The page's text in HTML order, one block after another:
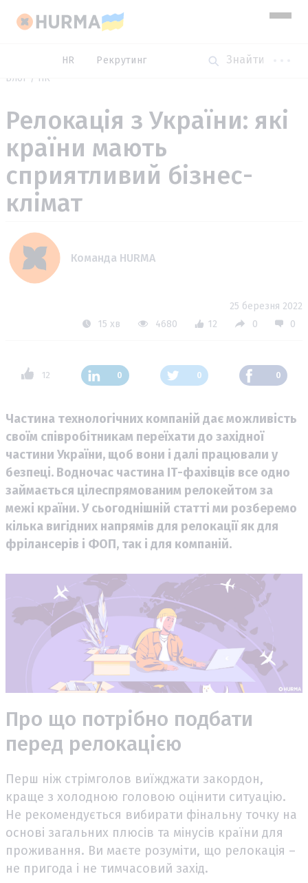
HR
Рекрутинг
Блог
HR
Релокація з України: які
країни мають
сприятливий бізнес-
клімат
Команда HURMA
25 березня 2022
15 хв
4680 12 0 0
12 0 0 0
Частина технологічних компаній дає можливість
своїм співробітникам переїхати до західної
частини України, щоб вони і далі працювали у
безпеці. Водночас частина ІТ-фахівців все одно
займається цілеспрямованим релокейтом за
межі країни. У сьогоднішній статті ми розберемо
кілька вигідних напрямів для релокації як для
фрілансерів і ФОП, так і для компаній.
Про що потрібно подбати
перед релокацією
Перш ніж стрімголов виїжджати закордон,
краще з холодною головою оцінити ситуацію.
Не рекомендується вибирати фінальну точку на
основі загальних плюсів та мінусів країни для
проживання. Ви маєте розуміти, що релокація –
не пригода і не тимчасовий захід.